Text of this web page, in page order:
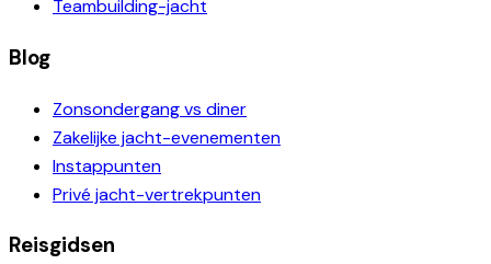
Teambuilding-jacht
Blog
Zonsondergang vs diner
Zakelijke jacht-evenementen
Instappunten
Privé jacht-vertrekpunten
Reisgidsen